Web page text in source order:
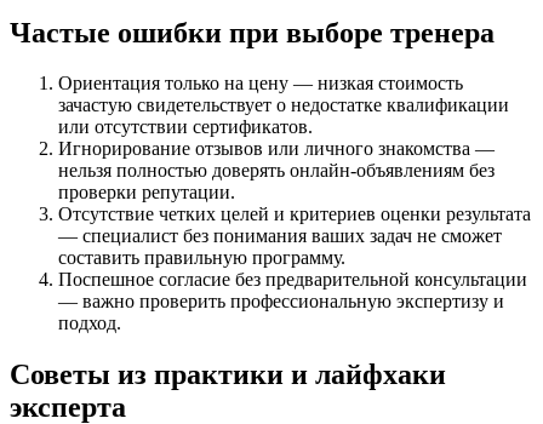
Частые ошибки при выборе тренера
Ориентация только на цену — низкая стоимость
зачастую свидетельствует о недостатке квалификации
или отсутствии сертификатов.
Игнорирование отзывов или личного знакомства —
нельзя полностью доверять онлайн-объявлениям без
проверки репутации.
Отсутствие четких целей и критериев оценки результата
— специалист без понимания ваших задач не сможет
составить правильную программу.
Поспешное согласие без предварительной консультации
— важно проверить профессиональную экспертизу и
подход.
Советы из практики и лайфхаки
эксперта